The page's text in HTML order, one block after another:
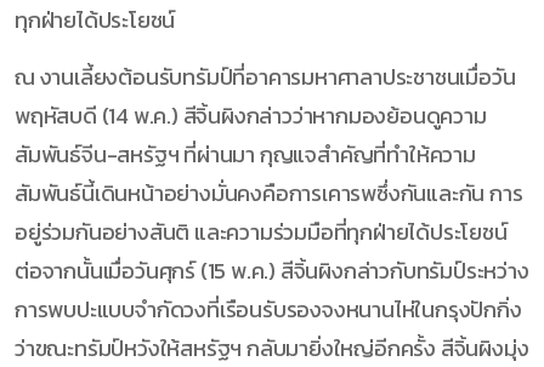
ทุกฝ่ายได้ประโยชน์
ณ งานเลี้ยงต้อนรับทรัมป์ที่อาคารมหาศาลาประชาชนเมื่อวัน
พฤหัสบดี (14 พ.ค.) สีจิ้นผิงกล่าวว่าหากมองย้อนดูความ
สัมพันธ์จีน-สหรัฐฯ ที่ผ่านมา กุญแจสำคัญที่ทำให้ความ
สัมพันธ์นี้เดินหน้าอย่างมั่นคงคือการเคารพซึ่งกันและกัน การ
อยู่ร่วมกันอย่างสันติ และความร่วมมือที่ทุกฝ่ายได้ประโยชน์
ต่อจากนั้นเมื่อวันศุกร์ (15 พ.ค.) สีจิ้นผิงกล่าวกับทรัมป์ระหว่าง
การพบปะแบบจำกัดวงที่เรือนรับรองจงหนานไห่ในกรุงปักกิ่ง
ว่าขณะทรัมป์หวังให้สหรัฐฯ กลับมายิ่งใหญ่อีกครั้ง สีจิ้นผิงมุ่ง